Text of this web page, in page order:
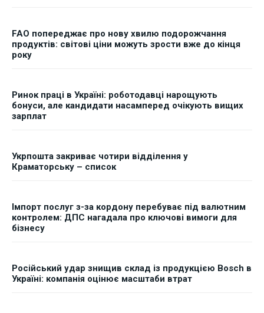
FAO попереджає про нову хвилю подорожчання
продуктів: світові ціни можуть зрости вже до кінця
року
Ринок праці в Україні: роботодавці нарощують
бонуси, але кандидати насамперед очікують вищих
зарплат
Укрпошта закриває чотири відділення у
Краматорську – список
Імпорт послуг з-за кордону перебуває під валютним
контролем: ДПС нагадала про ключові вимоги для
бізнесу
Російський удар знищив склад із продукцією Bosch в
Україні: компанія оцінює масштаби втрат